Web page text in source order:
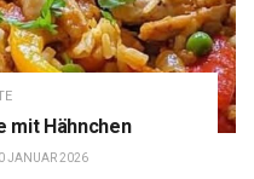
mit Hähnchen
JANUAR 2026